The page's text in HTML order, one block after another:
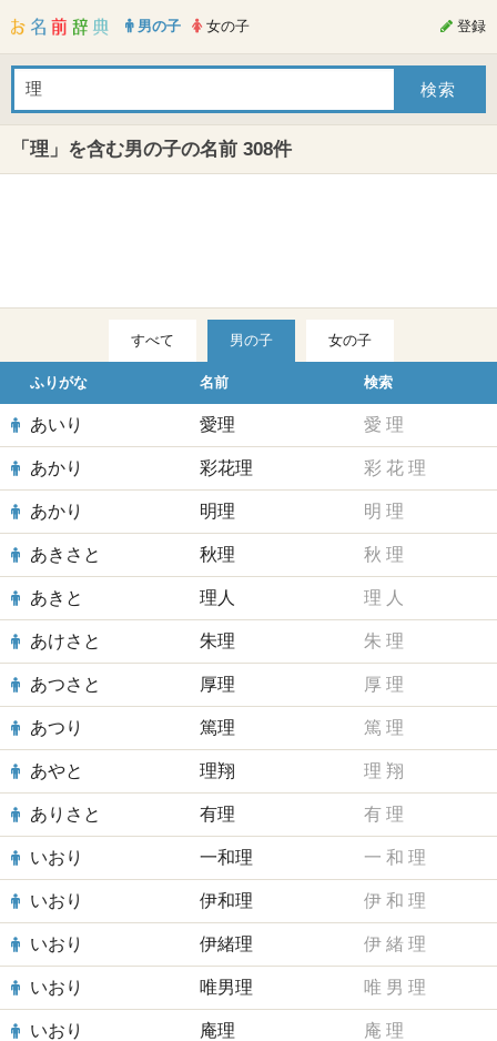
男の子 女の子 登録
「理」を含む男の子の名前 308件
すべて 男の子 女の子
ふりがな 名前 検索
あいり 愛理 愛 理
あかり 彩花理 彩 花 理
あかり 明理 明 理
あきさと 秋理 秋 理
あきと 理人 理 人
あけさと 朱理 朱 理
あつさと 厚理 厚 理
あつり 篤理 篤 理
あやと 理翔 理 翔
ありさと 有理 有 理
いおり 一和理 一 和 理
いおり 伊和理 伊 和 理
いおり 伊緒理 伊 緒 理
いおり 唯男理 唯 男 理
いおり 庵理 庵 理